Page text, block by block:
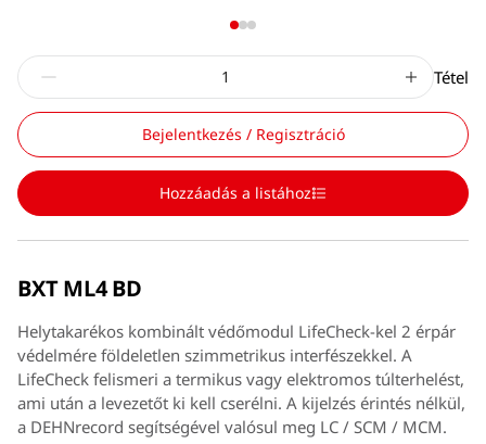
Tétel
Bejelentkezés / Regisztráció
Hozzáadás a listához
BXT ML4 BD
Helytakarékos kombinált védőmodul LifeCheck-kel 2 érpár
védelmére földeletlen szimmetrikus interfészekkel. A
LifeCheck felismeri a termikus vagy elektromos túlterhelést,
ami után a levezetőt ki kell cserélni. A kijelzés érintés nélkül,
a DEHNrecord segítségével valósul meg LC / SCM / MCM.